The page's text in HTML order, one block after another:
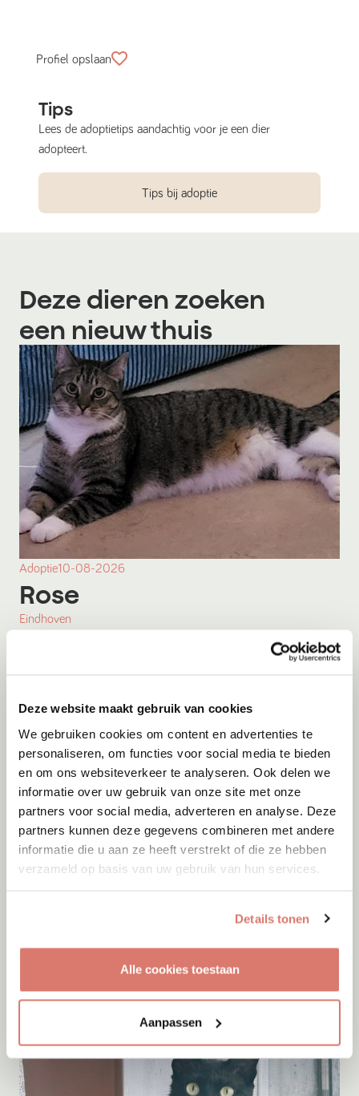
Deze website maakt gebruik van cookies
We gebruiken cookies om content en advertenties te
personaliseren, om functies voor social media te bieden
en om ons websiteverkeer te analyseren. Ook delen we
informatie over uw gebruik van onze site met onze
partners voor social media, adverteren en analyse. Deze
partners kunnen deze gegevens combineren met andere
informatie die u aan ze heeft verstrekt of die ze hebben
verzameld op basis van uw gebruik van hun services.
Details tonen
Alle cookies toestaan
Aanpassen
Profiel opslaan
Tips
Lees de adoptietips aandachtig voor je een dier
adopteert.
Tips bij adoptie
Deze dieren zoeken
een nieuw thuis
Adoptie10-08-2026
Rose
Eindhoven